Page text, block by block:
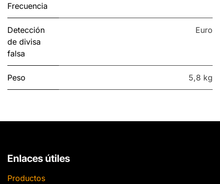
Frecuencia
Detección
de divisa
falsa
Euro
Peso 5,8 kg
Enlaces útiles
Productos